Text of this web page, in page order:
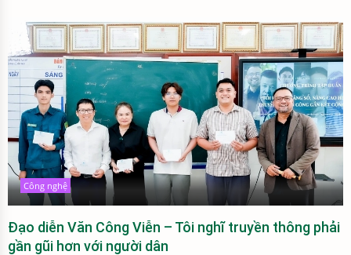
Công nghệ
Đạo diễn Văn Công Viễn – Tôi nghĩ truyền thông phải
gần gũi hơn với người dân